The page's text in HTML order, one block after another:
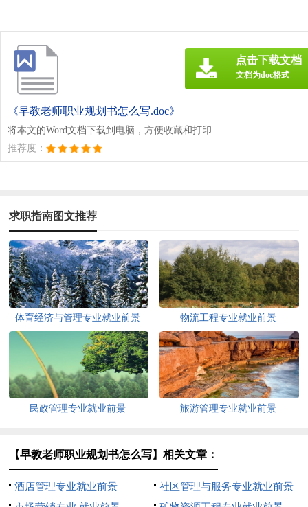
《早教老师职业规划书怎么写.doc》
将本文的Word文档下载到电脑，方便收藏和打印
推荐度：
点击下载文档
文档为doc格式
求职指南图文推荐
体育经济与管理专业就业前景 物流工程专业就业前景
民政管理专业就业前景 旅游管理专业就业前景
【早教老师职业规划书怎么写】相关文章：
酒店管理专业就业前景
社区管理与服务专业就业前景